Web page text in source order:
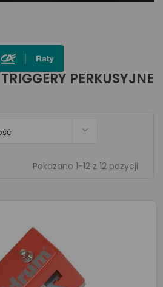
TRIGGERY PERKUSYJNE

Pokazano 1-12 z 12 pozycji